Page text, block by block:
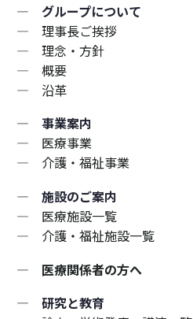
― グループについて
― 理事長ご挨拶
― 理念・方針
― 概要
― 沿革
― 事業案内
― 医療事業
― 介護・福祉事業
― 施設のご案内
― 医療施設一覧
― 介護・福祉施設一覧
― 医療関係者の方へ
― 研究と教育